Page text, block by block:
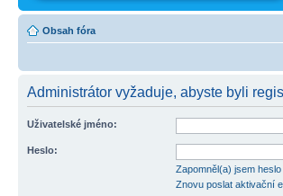
Obsah fóra
Administrátor vyžaduje, abyste byli
Uživatelské jméno:
Heslo:
Zapomněl(a) jsem heslo
Znovu poslat aktivační